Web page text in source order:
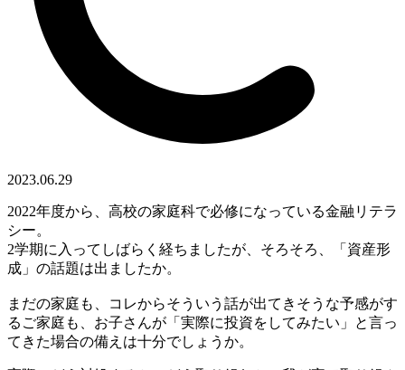
2023.06.29
2022年度から、高校の家庭科で必修になっている金融リテラ
シー。
2学期に入ってしばらく経ちましたが、そろそろ、「資産形
成」の話題は出ましたか。
まだの家庭も、コレからそういう話が出てきそうな予感がす
るご家庭も、お子さんが「実際に投資をしてみたい」と言っ
てきた場合の備えは十分でしょうか。